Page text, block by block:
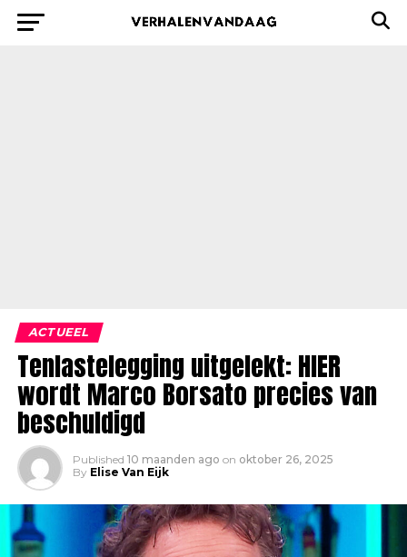
ACTUEEL
Tenlastelegging uitgelekt: HIER
wordt Marco Borsato precies van
beschuldigd
Published 10 maanden ago on oktober 26, 2025
By Elise Van Eijk